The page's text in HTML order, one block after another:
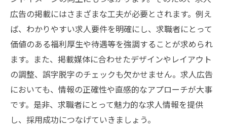
広告の掲載にはさまざまな工夫が必要とされます。例え
ば、わかりやすい求人要件を明確にし、求職者にとって
価値のある福利厚生や待遇等を強調することが求められ
ます。また、掲載媒体に合わせたデザインやレイアウト
の調整、誤字脱字のチェックも欠かせません。求人広告
においても、情報の正確性や直感的なアプローチが大事
です。是非、求職者にとって魅力的な求人情報を提供
し、採用成功につなげていきましょう。